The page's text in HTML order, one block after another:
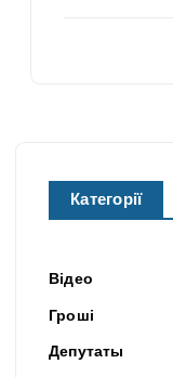
Категорії
Відео
Гроші
Депутаты